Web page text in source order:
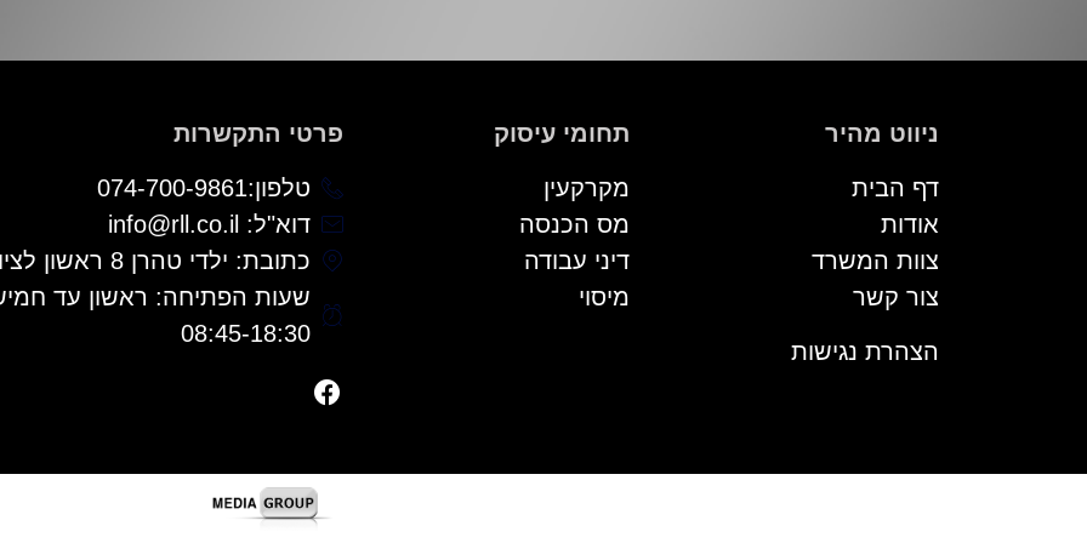
ניווט מהיר
דף הבית
אודות
צוות המשרד
צור קשר
הצהרת נגישות
תחומי עיסוק
מקרקעין
מס הכנסה
דיני עבודה
מיסוי
פרטי התקשרות
טלפון:074-700-9861
דוא"ל: info@rll.co.il
כתובת: ילדי טהרן 8 ראשון לציון
שעות הפתיחה: ראשון עד
08:45-18:30